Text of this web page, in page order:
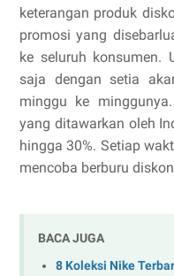
keterangan produk
promosi yang
ke seluruh konsumen.
saja dengan setia
minggu ke
yang ditawarkan oleh
hingga 30%. Setiap
mencoba berburu
BACA JUGA
8 Koleksi Nike